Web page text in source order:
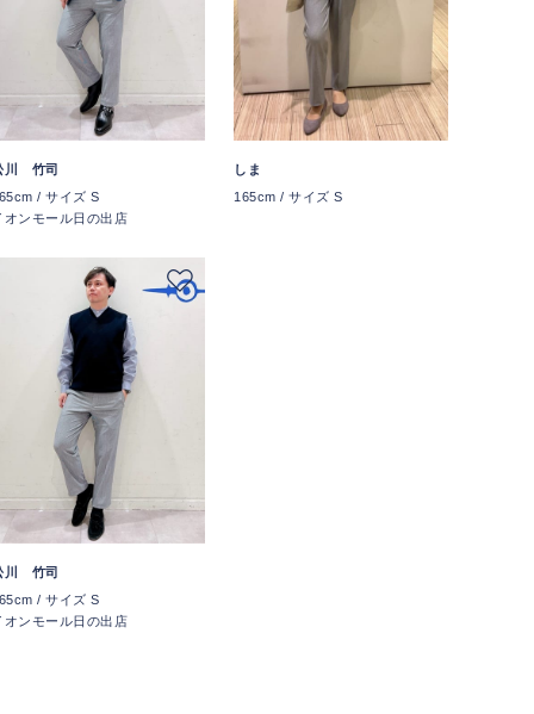
川 竹司
/ サイズ S
オンモール日の出店
しま
165cm / サイズ S
川 竹司
/ サイズ S
オンモール日の出店